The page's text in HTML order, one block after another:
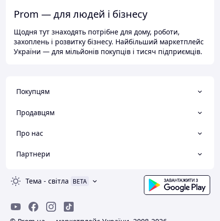
Prom — для людей і бізнесу
Щодня тут знаходять потрібне для дому, роботи,
захоплень і розвитку бізнесу. Найбільший маркетплейс
України — для мільйонів покупців і тисяч підприємців.
Покупцям
Продавцям
Про нас
Партнери
Тема - світла BETA